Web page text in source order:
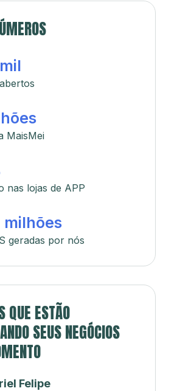
mil
MaisMei
nas lojas de APP
milhões
geradas por nós
QUE ESTÃO
SEUS NEGÓCIOS
açaí e sorveteria